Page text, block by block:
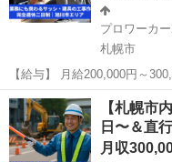
プロワーカ
札幌市
【給与】 月給200,000円～300,000円 基本給：150,000円
職務手当：25,584円～50,000
（18.1～26.1時間分含む...
北海道 札幌市 その他
【札幌市
日〜＆直
月収